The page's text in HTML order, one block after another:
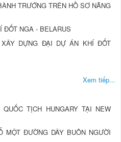
TRƯỚNG TRÊN HỒ SƠ NĂNG
ĐỐT NGA - BELARUS
DỰNG ĐẠI DỰ ÁN KHÍ ĐỐT
Xem tiếp...
TỊCH HUNGARY TẠI NEW
MỘT ÐƯỜNG DÂY BUÔN NGƯỜI